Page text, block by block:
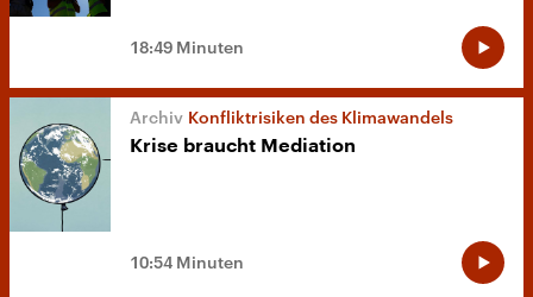
18:49 Minuten
Konfliktrisiken des Klimawandels
Krise braucht Mediation
10:54 Minuten